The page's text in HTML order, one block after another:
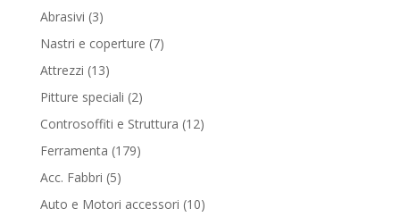
Abrasivi 33
products
Nastri e coperture 77
Attrezzi 1313
products
Pitture speciali 22
products
Controsoffiti e Struttura 1212
Ferramenta 179179
Acc. Fabbri 55
products
Auto e Motori accessori 1010